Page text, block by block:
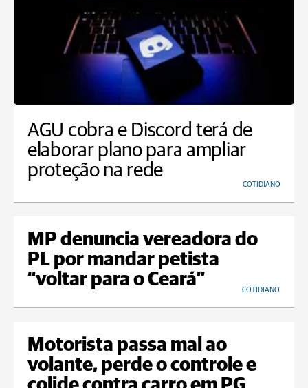
AGU cobra e Discord terá de
elaborar plano para ampliar
proteção na rede
COTIDIANO
MP denuncia vereadora do
PL por mandar petista
“voltar para o Ceará”
COTIDIANO
Motorista passa mal ao
volante, perde o controle e